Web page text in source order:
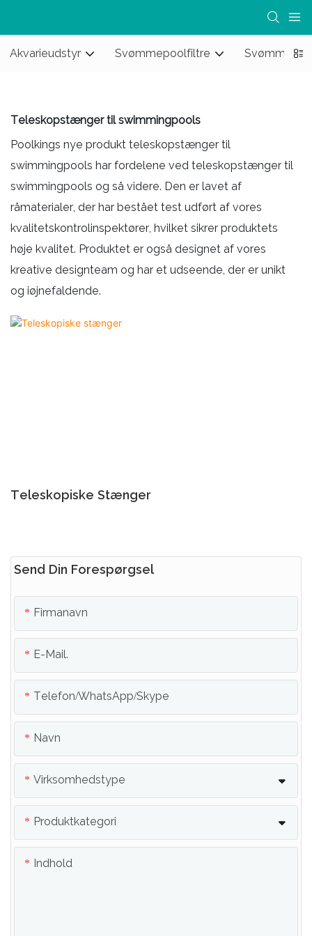
Akvarieudstyr Svømmepoolfiltre
Send Din Forespørgsel
Firmanavn
E-Mail.
Telefon/whatsApp/skype
Navn
Virksomhedstype
Produktkategori
Indhold
Teleskopstænger til swimmingpools
Poolkings nye produkt teleskopstænger til
swimmingpools har fordelene ved teleskopstænger til
swimmingpools og så videre. Den er lavet af
råmaterialer, der har bestået test udført af vores
kvalitetskontrolinspektører, hvilket sikrer produktets
høje kvalitet. Produktet er også designet af vores
kreative designteam og har et udseende, der er unikt
og iøjnefaldende.
Teleskopiske Stænger